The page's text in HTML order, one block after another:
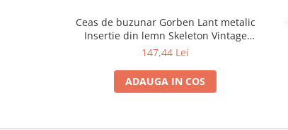
Ceas de buzunar Gorben Lant metalic
Insertie din lemn Skeleton Vintage
Mecanic Maro Argintiu
147,44 Lei
ADAUGA IN COS